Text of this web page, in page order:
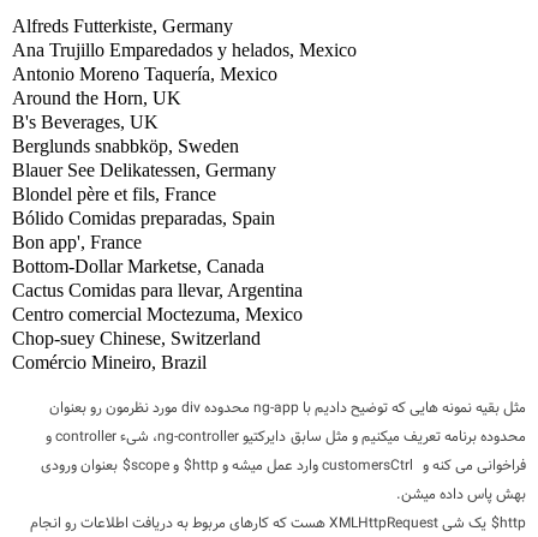
Alfreds Futterkiste, Germany
Ana Trujillo Emparedados y helados, Mexico
Antonio Moreno Taquería, Mexico
Around the Horn, UK
B's Beverages, UK
Berglunds snabbköp, Sweden
Blauer See Delikatessen, Germany
Blondel père et fils, France
Bólido Comidas preparadas, Spain
Bon app', France
Bottom-Dollar Marketse, Canada
Cactus Comidas para llevar, Argentina
Centro comercial Moctezuma, Mexico
Chop-suey Chinese, Switzerland
Comércio Mineiro, Brazil
مثل بقیه نمونه هایی که توضیح دادیم با ng-app محدودهdiv مورد نظرمون رو بعنوان
محدوده برنامه تعریف میکنیم و مثل سابق دایرکتیوng-controller، شیءcontrollerو
فراخوانی می کنه و customersCtrl
وارد عمل میشه و http$ و scope$ بعنوان ورودی
بهش پاس داده میشن.
http$ یک شی
XMLHttpRequestهست که کارهای مربوط به دریافت اطلاعات رو انجام